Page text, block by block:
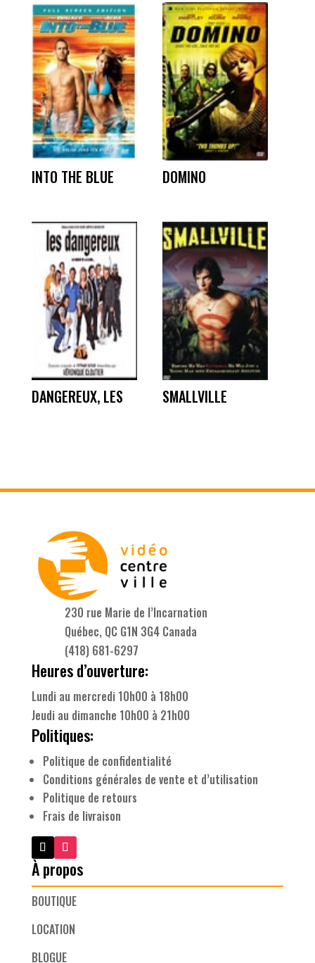
INTO THE BLUE DOMINO
DANGEREUX, LES SMALLVILLE
230 rue Marie de l’Incarnation
Québec, QC G1N 3G4 Canada
(418) 681-6297
Heures d’ouverture:
Lundi au mercredi 10h00 à 18h00
Jeudi au dimanche 10h00 à 21h00
Politiques:
Politique de confidentialité
Conditions générales de vente et d’utilisation
Politique de retours
Frais de livraison
À propos
BOUTIQUE
LOCATION
BLOGUE